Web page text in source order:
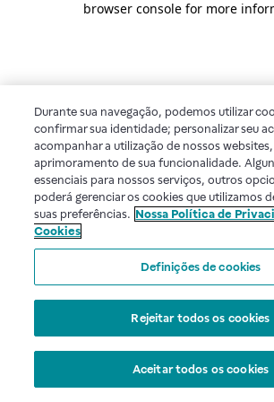
browser console for more
Durante sua navegação, podemos utilizar
confirmar sua identidade; personalizar seu
acompanhar a utilização de nossos
aprimoramento de sua funcionalidade.
essenciais para nossos serviços, outros
poderá gerenciar os cookies que utilizamos
suas preferências. Nossa Política de
Cookies
Definições de cookies
Rejeitar todos os cookies
Aceitar todos os cookies